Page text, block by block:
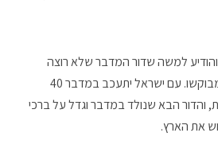
למשה שדור המדבר שלא רוצה
להיכנס לארץ יקבל את מבוקשו. עם ישראל יתעכב במדבר 40
והדור הבא שנולד במדבר וגדל על ברכי
את הארץ.